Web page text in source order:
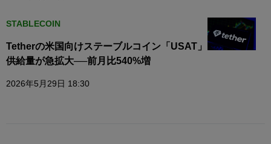
STABLECOIN
Tetherの米国向けステーブルコイン「USAT」
供給量が急拡大──前月比540%増
2026年5月29日 18:30